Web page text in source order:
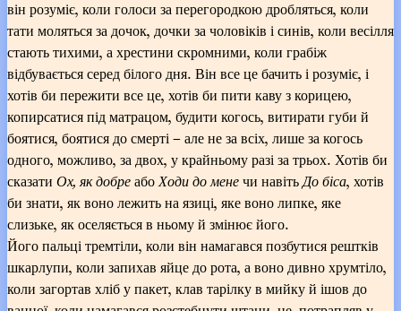
він розуміє, коли голоси за перегородкою дробляться, коли
тати моляться за дочок, дочки за чоловіків і синів, коли весілля
стають тихими, а хрестини скромними, коли грабіж
відбувається серед білого дня. Він все це бачить і розуміє, і
хотів би пережити все це, хотів би пити каву з корицею,
копирсатися під матрацом, будити когось, витирати губи й
боятися, боятися до смерті – але не за всіх, лише за когось
одного, можливо, за двох, у крайньому разі за трьох. Хотів би
сказати Ох, як добреабоХоди до менечи навітьДо біса, хотів
би знати, як воно лежить на язиці, яке воно липке, яке
слизьке, як оселяється в ньому й змінює його.
Його пальці тремтіли, коли він намагався позбутися рештків
шкарлупи, коли запихав яйце до рота, а воно дивно хрумтіло,
коли загортав хліб у пакет, клав тарілку в мийку й ішов до